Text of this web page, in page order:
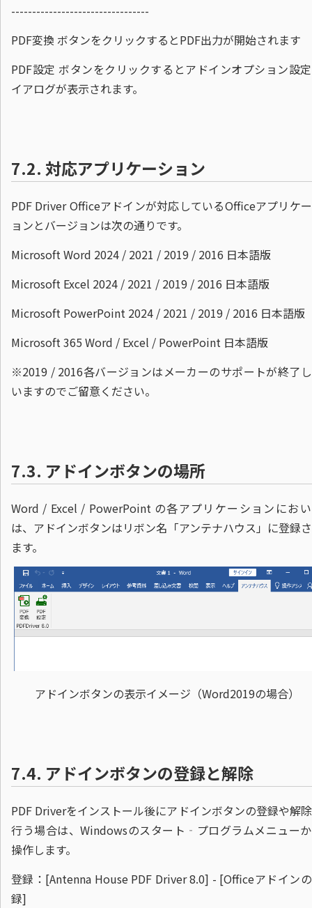
---------------------------------
PDF変換 ボタンをクリックするとPDF出力が開始されます
PDF設定 ボタンをクリックするとアドインオプション設
イアログが表示されます。
7.2. 対応アプリケーション
PDF Driver Officeアドインが対応しているOfficeアプリケ
ョンとバージョンは次の通りです。
Microsoft Word 2024 / 2021 / 2019 / 2016 日本語版
Microsoft Excel 2024 / 2021 / 2019 / 2016 日本語版
Microsoft PowerPoint 2024 / 2021 / 2019 / 2016 日本語版
Microsoft 365 Word / Excel / PowerPoint 日本語版
※2019 / 2016各バージョンはメーカーのサポートが終了
いますのでご留意ください。
7.3. アドインボタンの場所
Word / Excel / PowerPoint の各アプリケーションにお
は、アドインボタンはリボン名「アンテナハウス」に登録
ます。
アドインボタンの表示イメージ（Word2019の場合）
7.4. アドインボタンの登録と解除
PDF Driverをインストール後にアドインボタンの登録や解
行う場合は、Windowsのスタート‐プログラムメニュー
操作します。
登録：[Antenna House PDF Driver 8.0] - [Officeアドイン
録]